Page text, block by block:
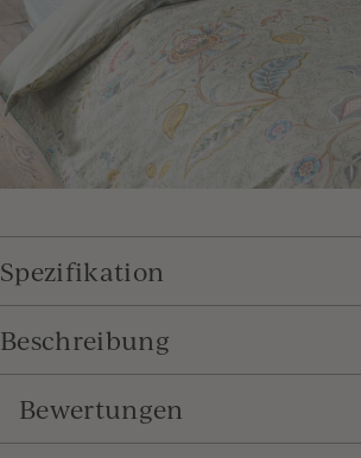
Spezifikation
Beschreibung
Bewertungen